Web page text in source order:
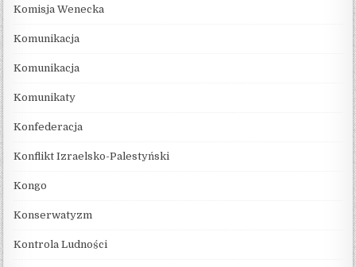
Komisja Wenecka
Komunikacja
Komunikacja
Komunikaty
Konfederacja
Konflikt Izraelsko-Palestyński
Kongo
Konserwatyzm
Kontrola Ludności